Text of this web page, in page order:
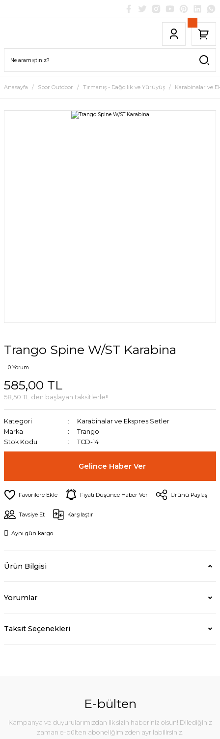
Anasayfa Spor Outdoor Tırmanış - Dağcılık ve Yürüyüş Karabinalar ve
Trango Spine W/ST Karabina
0 Yorum
585,00 TL
58,50 TL den başlayan taksitlerle!!
Kategori
Karabinalar ve Ekspres Setler
Marka
Trango
Stok Kodu
TCD-14
Gelince Haber Ver
Fiyatı Düşünce Haber Ver Ürünü Paylaş
Tavsiye Et Karşılaştır
Aynı gün kargo
Ürün Bilgisi
Yorumlar
Taksit Seçenekleri
E-bülten
Kampanya ve duyurularımızdan ilk sizin haberiniz olsun! Dilediğiniz
zaman e-bülten aboneliğimizden ayrılabilirsiniz.